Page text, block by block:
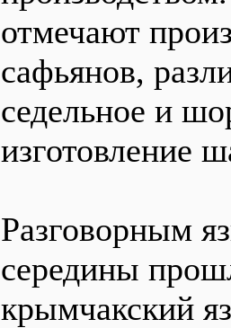
отмечают
сафьянов,
седельное и
изготовление
Разговорным
середины
крымчакский